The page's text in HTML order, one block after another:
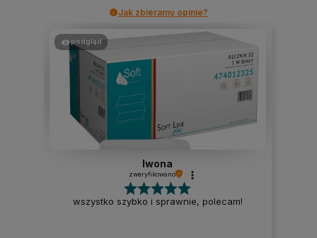
Jak zbieramy opinie?
podgląd
Iwona
zweryfikowano
wszystko szybko i sprawnie, polecam!